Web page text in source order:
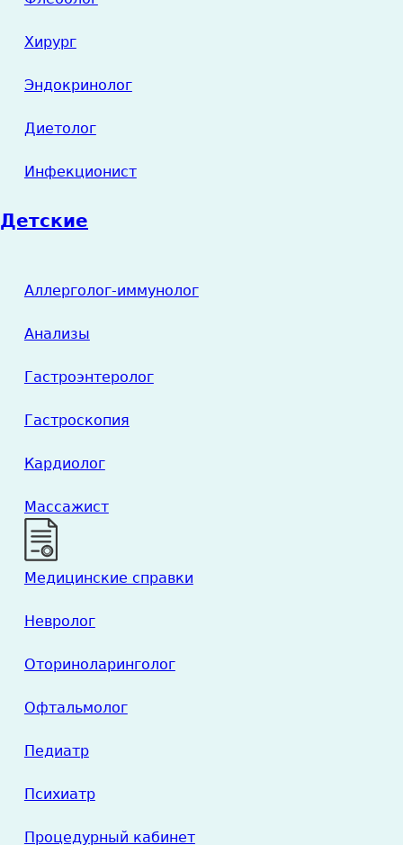
Хирург
Эндокринолог
Диетолог
Инфекционист
Детские
Аллерголог-иммунолог
Анализы
Гастроэнтеролог
Гастроскопия
Кардиолог
Массажист
Медицинские справки
Невролог
Оториноларинголог
Офтальмолог
Педиатр
Психиатр
Процедурный кабинет